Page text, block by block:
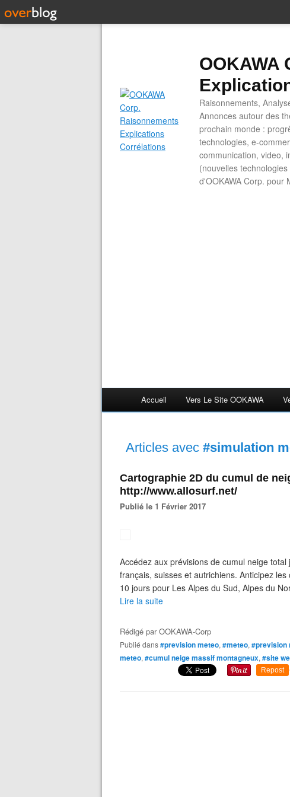
OOKAWA
Raisonnements,
Annonces autour des
prochain monde :
technologies, e-
communication, video,
(nouvelles
d'OOKAWA Corp. pour
Accueil Vers Le Site OOKAWA
Articles avec #simulation
Cartographie 2D du cumul de
http://www.allosurf.net/
Publié le 1 Février 2017
Accédez aux prévisions de cumul neige
français, suisses et autrichiens. Anticipez
10 jours pour Les Alpes du Sud, Alpes du
Lire la suite
Rédigé parOOKAWA-Corp
Publié dans#prevision meteo, #meteo, #prevision
meteo, #cumul neige massif montagneux, #site
Repost